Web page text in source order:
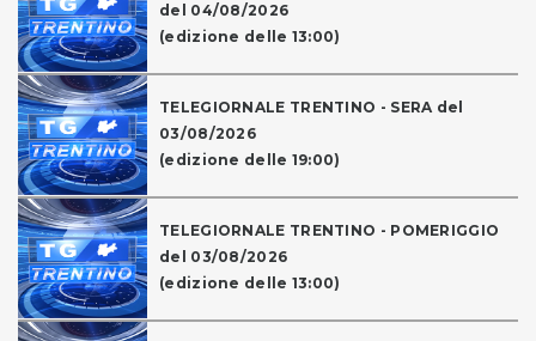
del 04/08/2026
(edizione delle 13:00)
TELEGIORNALE TRENTINO - SERA del
03/08/2026
(edizione delle 19:00)
TELEGIORNALE TRENTINO - POMERIGGIO
del 03/08/2026
(edizione delle 13:00)